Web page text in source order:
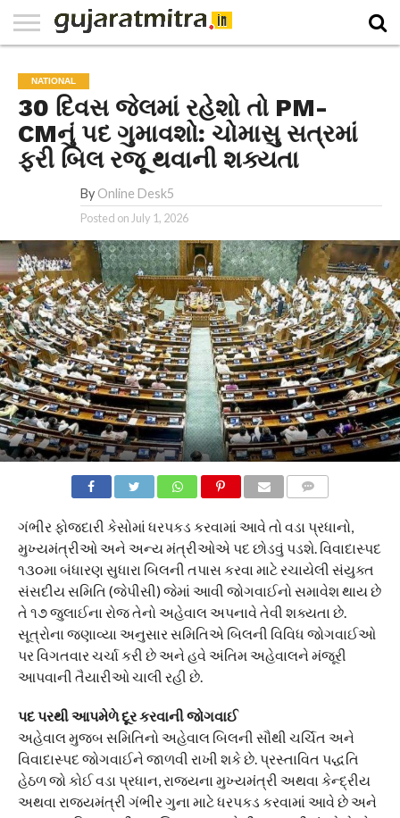
PAPER
NATIONAL
WORLD
BUSINESS
SPORTS
GUJARAT
OPINION
MORE
NATIONAL
30 દિવસ જેલમાં રહેશો તો PM-
CMનું પદ ગુમાવશો: ચોમાસુ સત્રમાં
ફરી બિલ રજૂ થવાની શક્યતા
By Online Desk5
Posted on July 1, 2026
ગંભીર ફોજદારી કેસોમાં ધરપકડ કરવામાં આવે તો વડા પ્રધાનો,
મુખ્યમંત્રીઓ અને અન્ય મંત્રીઓએ પદ છોડવું પડશે. વિવાદાસ્પદ
૧૩૦મા બંધારણ સુધારા બિલની તપાસ કરવા માટે રચાયેલી સંયુક્ત
સંસદીય સમિતિ (જેપીસી) જેમાં આવી જોગવાઈનો સમાવેશ થાય છે
તે ૧૭ જુલાઈના રોજ તેનો અહેવાલ અપનાવે તેવી શક્યતા છે.
સૂત્રોના જણાવ્યા અનુસાર સમિતિએ બિલની વિવિધ જોગવાઈઓ
પર વિગતવાર ચર્ચા કરી છે અને હવે અંતિમ અહેવાલને મંજૂરી
આપવાની તૈયારીઓ ચાલી રહી છે.
પદ પરથી આપમેળે દૂર કરવાની જોગવાઈ
અહેવાલ મુજબ સમિતિનો અહેવાલ બિલની સૌથી ચર્ચિત અને
વિવાદાસ્પદ જોગવાઈને જાળવી રાખી શકે છે. પ્રસ્તાવિત પદ્ધતિ
હેઠળ જો કોઈ વડા પ્રધાન, રાજ્યના મુખ્યમંત્રી અથવા કેન્દ્રીય
અથવા રાજ્યમંત્રી ગંભીર ગુના માટે ધરપકડ કરવામાં આવે છે અને